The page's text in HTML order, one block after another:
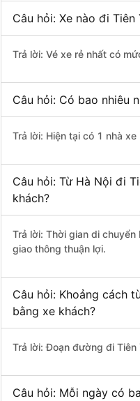
Câu hỏi: Xe nào đi
Trả lời: Vé xe rẻ nhất có
Câu hỏi: Có bao nhiêu
Trả lời: Hiện tại có 1 nhà
Câu hỏi: Từ Hà Nội đi
khách?
Trả lời: Thời gian di
giao thông thuận lợi.
Câu hỏi: Khoảng cách
bằng xe khách?
Trả lời: Đoạn đường đi Tiên
Câu hỏi: Mỗi ngày có